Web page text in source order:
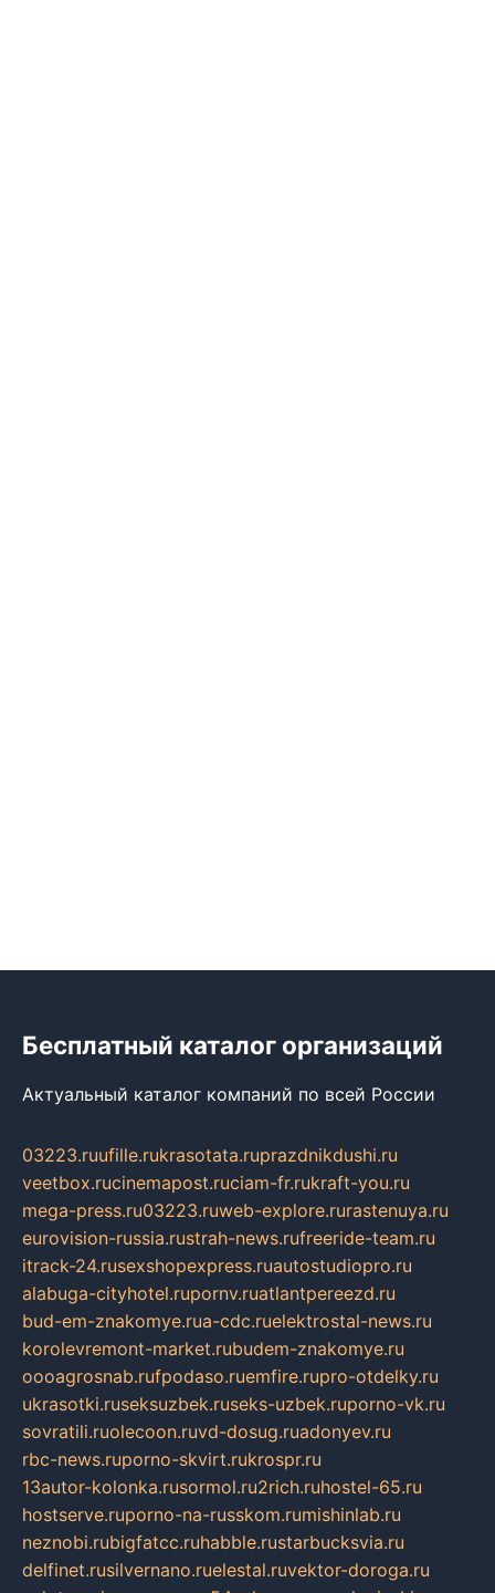
Бесплатный каталог организаций
Актуальный каталог компаний по всей России
03223.ruufille.rukrasotata.ruprazdnikdushi.ru
veetbox.rucinemapost.ruciam-fr.rukraft-you.ru
mega-press.ru03223.ruweb-explore.rurastenuya.ru
eurovision-russia.rustrah-news.rufreeride-team.ru
itrack-24.rusexshopexpress.ruautostudiopro.ru
alabuga-cityhotel.rupornv.ruatlantpereezd.ru
bud-em-znakomye.rua-cdc.ruelektrostal-news.ru
korolevremont-market.rubudem-znakomye.ru
oooagrosnab.rufpodaso.ruemfire.rupro-otdelky.ru
ukrasotki.ruseksuzbek.ruseks-uzbek.ruporno-vk.ru
sovratili.ruolecoon.ruvd-dosug.ruadonyev.ru
rbc-news.ruporno-skvirt.rukrospr.ru
13autor-kolonka.rusormol.ru2rich.ruhostel-65.ru
hostserve.ruporno-na-russkom.rumishinlab.ru
neznobi.rubigfatcc.ruhabble.rustarbucksvia.ru
delfinet.rusilvernano.ruelestal.ruvektor-doroga.ru